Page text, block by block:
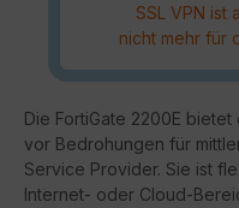
SSL VPN ist
nicht mehr für
Die FortiGate 2200E
vor Bedrohungen für
Service Provider. Sie ist
Internet- oder Cloud-